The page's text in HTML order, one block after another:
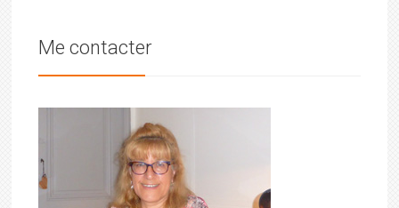
Me contacter